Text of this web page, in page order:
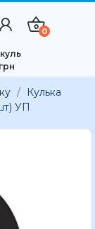
0
Кулька
УП